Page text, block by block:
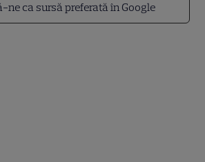
ne ca sursă preferată în Google